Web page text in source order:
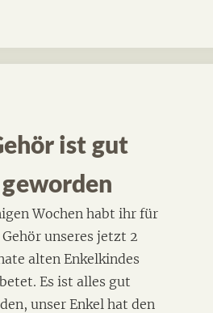
ist gut
geworden
Wochen habt ihr für
Gehör unseres jetzt 2
alten Enkelkindes
Es ist alles gut
unser Enkel hat den